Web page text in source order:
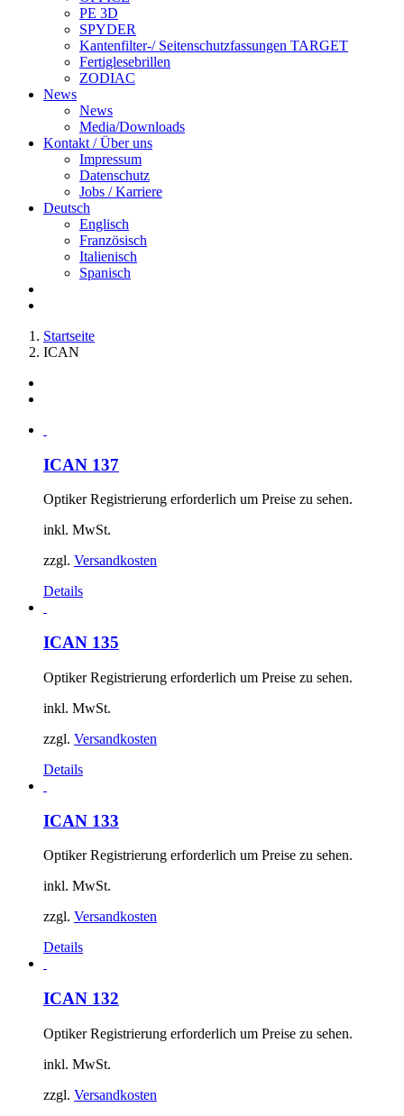
PE 3D
SPYDER
Kantenfilter-/ Seitenschutzfassungen TARGET
Fertiglesebrillen
ZODIAC
News
News
Media/Downloads
Kontakt / Über uns
Impressum
Datenschutz
Jobs / Karriere
Deutsch
Englisch
Französisch
Italienisch
Spanisch
Startseite
ICAN
ICAN 137
Optiker Registrierung erforderlich um Preise zu sehen.
inkl. MwSt.
zzgl. Versandkosten
Details
ICAN 135
Optiker Registrierung erforderlich um Preise zu sehen.
inkl. MwSt.
zzgl. Versandkosten
Details
ICAN 133
Optiker Registrierung erforderlich um Preise zu sehen.
inkl. MwSt.
zzgl. Versandkosten
Details
ICAN 132
Optiker Registrierung erforderlich um Preise zu sehen.
inkl. MwSt.
zzgl. Versandkosten